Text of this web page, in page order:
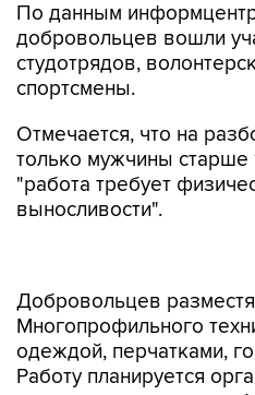
По данным
добровольцев вошли
студотрядов,
спортсмены.
Отмечается, что на
только мужчины старше
"работа требует
выносливости".
одеждой, перчатками,
Работу планируется
через неделю первую
следующая.